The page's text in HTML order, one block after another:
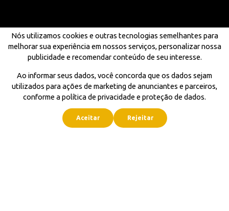
Nós utilizamos cookies e outras tecnologias semelhantes para
melhorar sua experiência em nossos serviços, personalizar nossa
publicidade e recomendar conteúdo de seu interesse.
Ao informar seus dados, você concorda que os dados sejam
utilizados para ações de marketing de anunciantes e parceiros,
conforme a política de privacidade e proteção de dados.
Aceitar Rejeitar